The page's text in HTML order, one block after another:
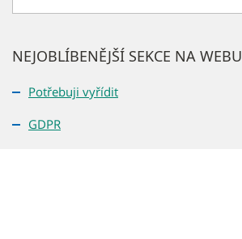
NEJOBLÍBENĚJŠÍ SEKCE NA WEBU
Potřebuji vyřídit
GDPR